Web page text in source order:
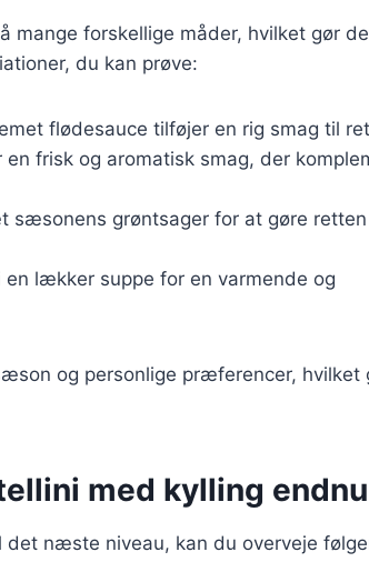
mange forskellige måder, hvilket gør
du kan prøve:
flødesauce tilføjer en rig smag til
en frisk og aromatisk smag, der
sæsonens grøntsager for at gøre retten
en lækker suppe for en varmende og
og personlige præferencer, hvilket
med kylling
næste niveau, kan du overveje